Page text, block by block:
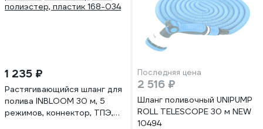
1 235 ₽
Растягивающийся шланг для
полива INBLOOM 30 м, 5
режимов, коннектор, ТПЭ,
Последняя цена
2 516 ₽
Шланг поливочный UNIPUMP
ROLL TELESCOPE 30 м NEW
10494